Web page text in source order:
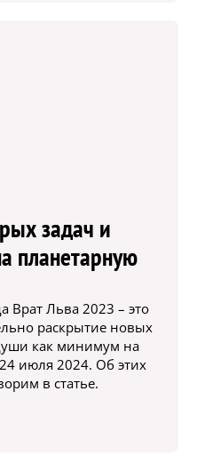
задач и
планетарную
Врат Льва 2023 – это
раскрытие новых
как минимум на
июля 2024. Об этих
в статье.